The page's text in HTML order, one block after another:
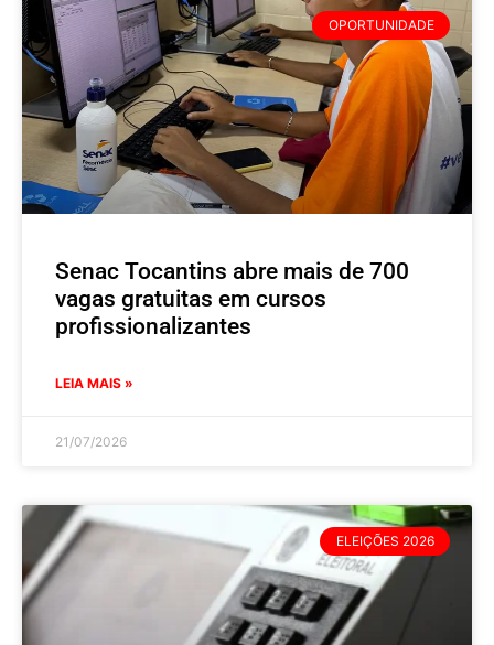
OPORTUNIDADE
Senac Tocantins abre mais de 700
vagas gratuitas em cursos
profissionalizantes
LEIA MAIS »
21/07/2026
ELEIÇÕES 2026